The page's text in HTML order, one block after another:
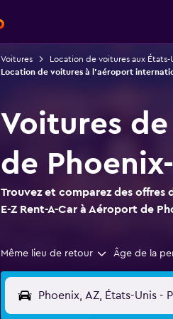
Voitures Location de voitures aux États-
Location de voitures à l'aéroport
Voitures
de
Trouvez et comparez des offres
E-Z Rent-A-Car à Aéroport de
Même lieu de retour Âge de la